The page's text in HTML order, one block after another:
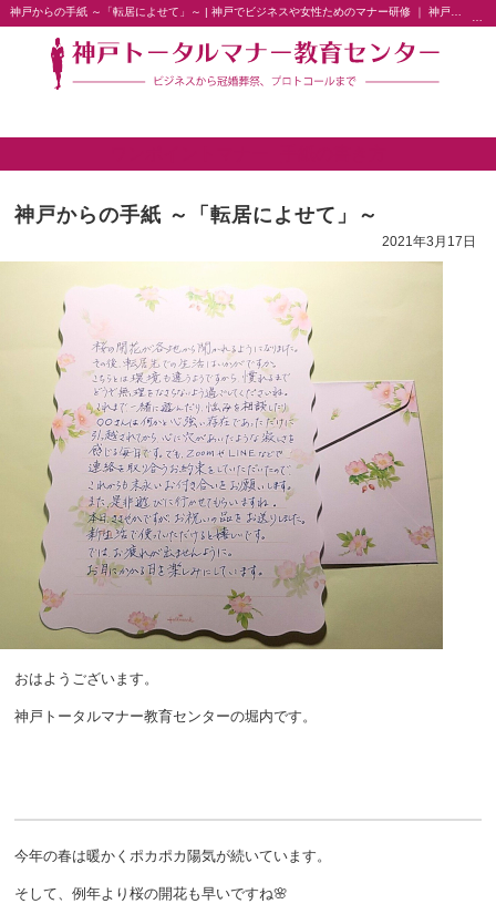
神戸からの手紙 ～「転居によせて」～ | 神戸でビジネスや女性ためのマナー研修 ｜ 神戸トータルマナー教育センター
神戸からの手紙 ～「転居によせて」～
2021年3月17日
おはようございます。
神戸トータルマナー教育センターの堀内です。
今年の春は暖かくポカポカ陽気が続いています。
そして、例年より桜の開花も早いですね🌸